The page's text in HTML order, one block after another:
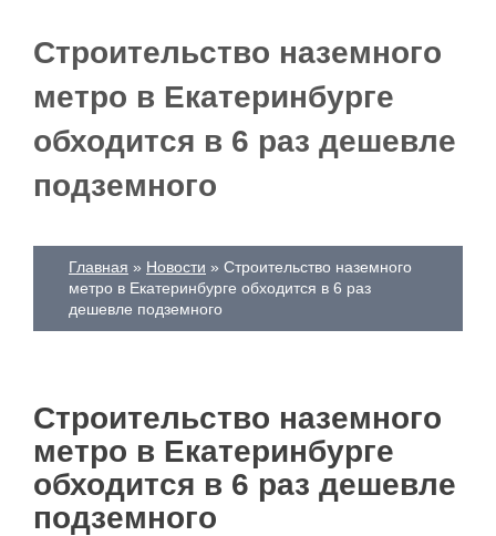
Строительство наземного
метро в Екатеринбурге
обходится в 6 раз дешевле
подземного
Главная Новости
Строительство наземного
метро в Екатеринбурге обходится в 6 раз
дешевле подземного
Строительство наземного
метро в Екатеринбурге
обходится в 6 раз дешевле
подземного